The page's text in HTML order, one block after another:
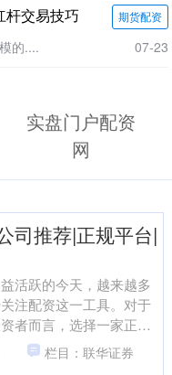
期货配资
杆交易技巧
的.... 07-23
实盘门户配资
网
司推荐|正规平台|
活跃的今天，越来越多
注配资这一工具。对于
者而言，选择一家正
公司是保障资金安全、
的关键。本文将....
栏目：联华证券